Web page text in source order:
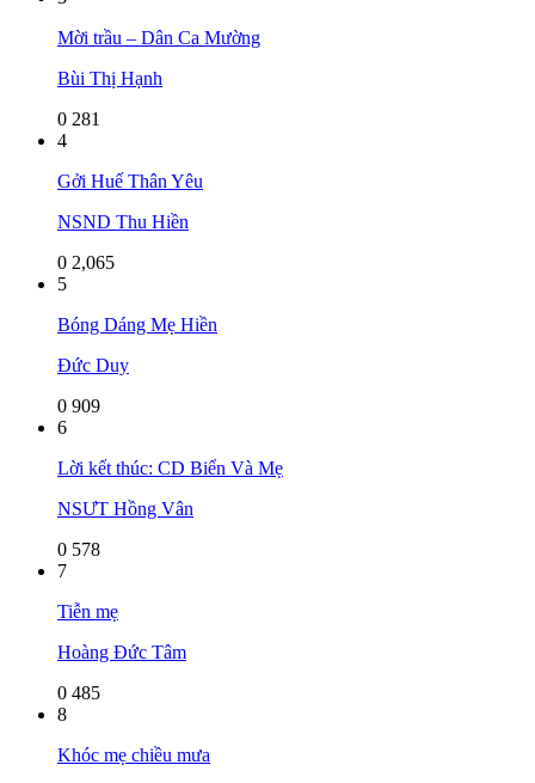
Mời trầu – Dân Ca Mường
Bùi Thị Hạnh
0 281
4
Gởi Huế Thân Yêu
NSND Thu Hiền
0 2,065
5
Bóng Dáng Mẹ Hiền
Đức Duy
0 909
6
Lời kết thúc: CD Biển Và Mẹ
NSƯT Hồng Vân
0 578
7
Tiễn mẹ
Hoàng Đức Tâm
0 485
8
Khóc mẹ chiều mưa